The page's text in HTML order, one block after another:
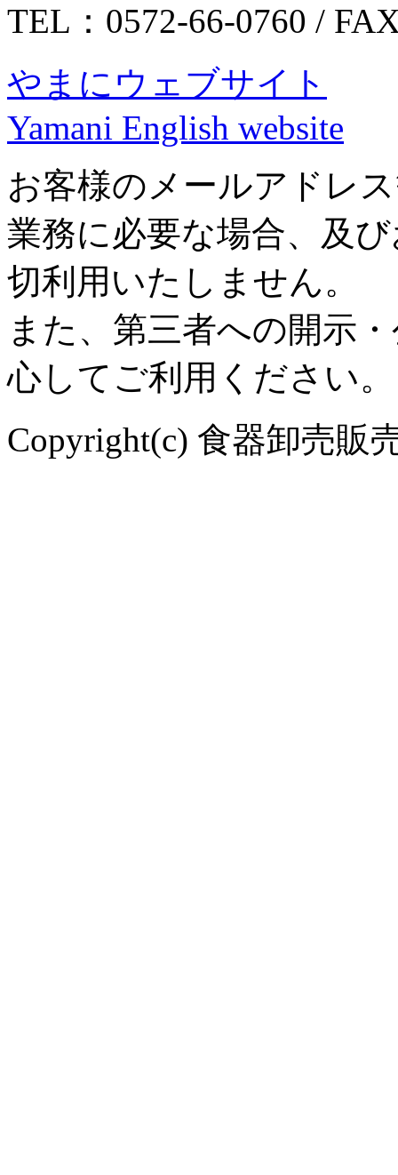
TEL：0572-66-0760 /
やまにウェブサイト
Yamani English website
お客様のメールアドレ
業務に必要な場合、及
切利用いたしません。
また、第三者への開示
心してご利用ください。
Copyright(c) 食器卸売販